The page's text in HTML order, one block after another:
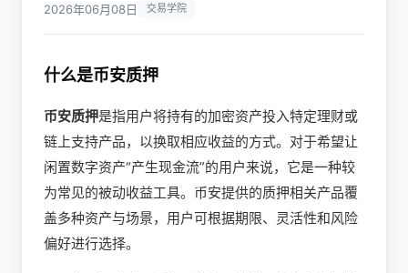
2026年06月08日 交易学院
什么是币安质押
币安质押是指用户将持有的加密资产投入特定理财或
链上支持产品，以换取相应收益的方式。对于希望让
闲置数字资产“产生现金流”的用户来说，它是一种较
为常见的被动收益工具。币安提供的质押相关产品覆
盖多种资产与场景，用户可根据期限、灵活性和风险
偏好进行选择。